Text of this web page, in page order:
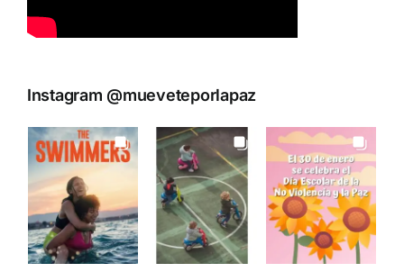
Instagram @mueveteporlapaz